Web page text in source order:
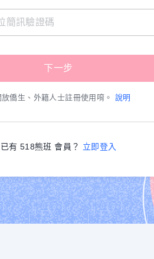
僑生、外籍人士註冊使用唷。 說明
已有 518熊班 會員？ 立即登入